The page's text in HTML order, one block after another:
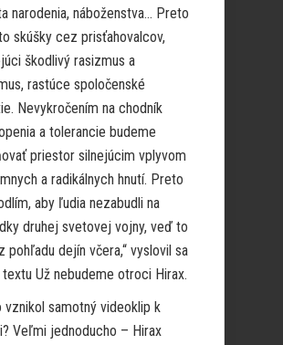
narodenia, náboženstva… Preto
skúšky cez prisťahovalcov,
škodlivý rasizmus a
rastúce spoločenské
Nevykročením na chodník
a tolerancie budeme
priestor silnejúcim vplyvom
a radikálnych hnutí. Preto
aby ľudia nezabudli na
druhej svetovej vojny, veď to
pohľadu dejín včera,“ vyslovil sa
Už nebudeme otroci Hirax.
vznikol samotný videoklip k
Veľmi jednoducho – Hirax